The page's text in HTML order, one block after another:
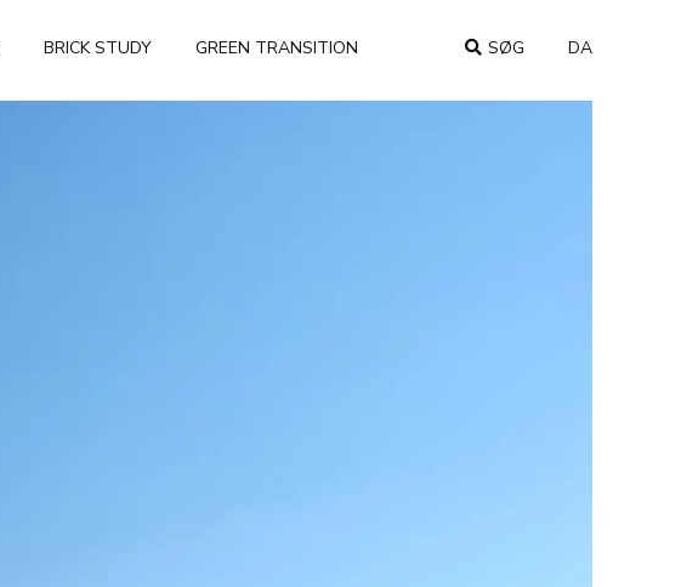
BRICK STUDY GREEN TRANSITION SØG DA